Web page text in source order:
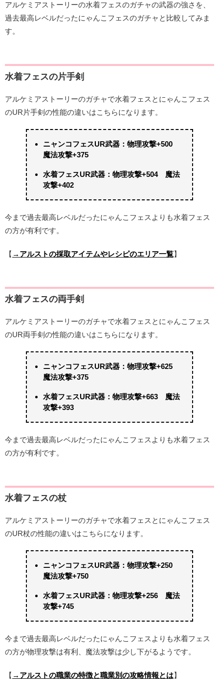
アルケミアストーリーの水着フェスのガチャの武器の強さを、
過去最高レベルだったにゃんこフェスのガチャと比較してみま
す。
水着フェスの片手剣
アルケミアストーリーのガチャで水着フェスとにゃんこフェス
のUR片手剣の性能の違いはこちらになります。
ニャンコフェスUR武器：物理攻撃+500
魔法攻撃+375
水着フェスUR武器：物理攻撃+504 魔法
攻撃+402
今まで過去最高レベルだったにゃんこフェスよりも水着フェス
の方が有利です。
【 →アルストの採取アイテムやレシピのエリア一覧】
水着フェスの両手剣
アルケミアストーリーのガチャで水着フェスとにゃんこフェス
のUR両手剣の性能の違いはこちらになります。
ニャンコフェスUR武器：物理攻撃+625
魔法攻撃+375
水着フェスUR武器：物理攻撃+663 魔法
攻撃+393
今まで過去最高レベルだったにゃんこフェスよりも水着フェス
の方が有利です。
水着フェスの杖
アルケミアストーリーのガチャで水着フェスとにゃんこフェス
のUR杖の性能の違いはこちらになります。
ニャンコフェスUR武器：物理攻撃+250
魔法攻撃+750
水着フェスUR武器：物理攻撃+256 魔法
攻撃+745
今まで過去最高レベルだったにゃんこフェスよりも水着フェス
の方が物理攻撃は有利、魔法攻撃は少し下がるようです。
【 →アルストの職業の特徴と職業別の攻略情報とは】